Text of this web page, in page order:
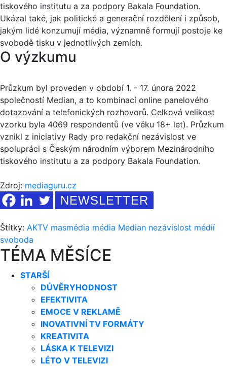
tiskového institutu a za podpory Bakala Foundation.
Ukázal také, jak politické a generační rozdělení i způsob,
jakým lidé konzumují média, významně formují postoje ke
svobodě tisku v jednotlivých zemích.
O výzkumu
Průzkum byl proveden v období 1. - 17. února 2022
společností Median, a to kombinací online panelového
dotazování a telefonických rozhovorů. Celková velikost
vzorku byla 4069 respondentů (ve věku 18+ let). Průzkum
vznikl z iniciativy Rady pro redakční nezávislost ve
spolupráci s Českým národním výborem Mezinárodního
tiskového institutu a za podpory Bakala Foundation.
Zdroj: mediaguru.cz
NEWSLETTER
Štítky: AKTV masmédia média Median nezávislost médií
svoboda
TÉMA MĚSÍCE
STARŠÍ
DŮVĚRYHODNOST
EFEKTIVITA
EMOCE V REKLAMĚ
INOVATIVNÍ TV FORMÁTY
KREATIVITA
LÁSKA K TELEVIZI
LÉTO V TELEVIZI